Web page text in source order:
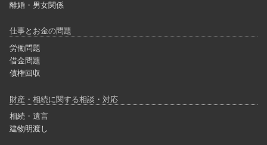
離婚・男女関係
仕事とお金の問題
労働問題
借金問題
債権回収
財産・相続に関する相談・対応
相続・遺言
建物明渡し